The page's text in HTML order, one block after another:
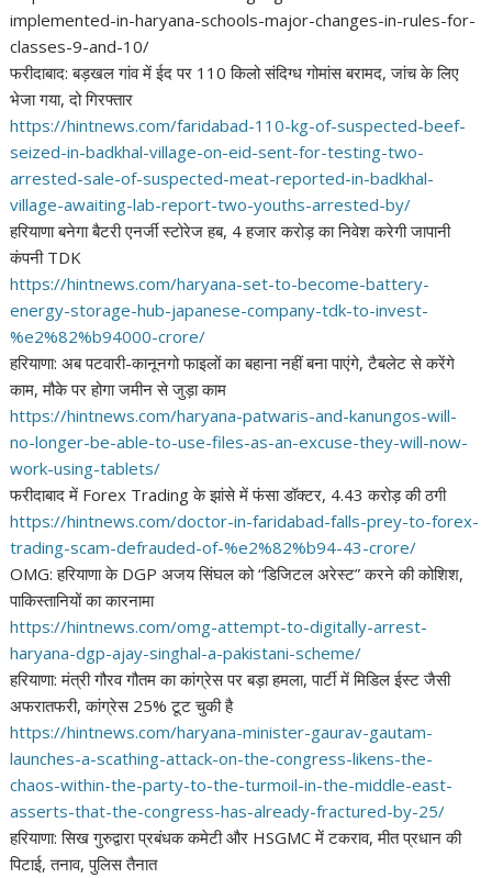
implemented-in-haryana-schools-major-changes-in-rules-for-
classes-9-and-10/
फरीदाबाद: बड़खल गांव में ईद पर 110 किलो संदिग्ध गोमांस बरामद, जांच के लिए
भेजा गया, दो गिरफ्तार
https://hintnews.com/faridabad-110-kg-of-suspected-beef-
seized-in-badkhal-village-on-eid-sent-for-testing-two-
arrested-sale-of-suspected-meat-reported-in-badkhal-
village-awaiting-lab-report-two-youths-arrested-by/
हरियाणा बनेगा बैटरी एनर्जी स्टोरेज हब, 4 हजार करोड़ का निवेश करेगी जापानी
कंपनी TDK
https://hintnews.com/haryana-set-to-become-battery-
energy-storage-hub-japanese-company-tdk-to-invest-
%e2%82%b94000-crore/
हरियाणा: अब पटवारी-कानूनगो फाइलों का बहाना नहीं बना पाएंगे, टैबलेट से करेंगे
काम, मौके पर होगा जमीन से जुड़ा काम
https://hintnews.com/haryana-patwaris-and-kanungos-will-
no-longer-be-able-to-use-files-as-an-excuse-they-will-now-
work-using-tablets/
फरीदाबाद में Forex Trading के झांसे में फंसा डॉक्टर, 4.43 करोड़ की ठगी
https://hintnews.com/doctor-in-faridabad-falls-prey-to-forex-
trading-scam-defrauded-of-%e2%82%b94-43-crore/
OMG: हरियाणा के DGP अजय सिंघल को “डिजिटल अरेस्ट” करने की कोशिश,
पाकिस्तानियों का कारनामा
https://hintnews.com/omg-attempt-to-digitally-arrest-
haryana-dgp-ajay-singhal-a-pakistani-scheme/
हरियाणा: मंत्री गौरव गौतम का कांग्रेस पर बड़ा हमला, पार्टी में मिडिल ईस्ट जैसी
अफरातफरी, कांग्रेस 25% टूट चुकी है
https://hintnews.com/haryana-minister-gaurav-gautam-
launches-a-scathing-attack-on-the-congress-likens-the-
chaos-within-the-party-to-the-turmoil-in-the-middle-east-
asserts-that-the-congress-has-already-fractured-by-25/
हरियाणा: सिख गुरुद्वारा प्रबंधक कमेटी और HSGMC में टकराव, मीत प्रधान की
पिटाई, तनाव, पुलिस तैनात